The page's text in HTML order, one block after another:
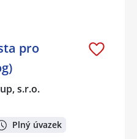
pro
s.r.o.
Plný úvazek